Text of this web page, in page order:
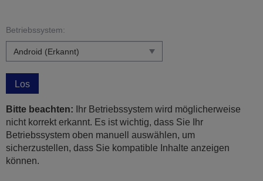
Betriebssystem:
Los
Bitte beachten: Ihr Betriebssystem wird möglicherweise
nicht korrekt erkannt. Es ist wichtig, dass Sie Ihr
Betriebssystem oben manuell auswählen, um
sicherzustellen, dass Sie kompatible Inhalte anzeigen
können.